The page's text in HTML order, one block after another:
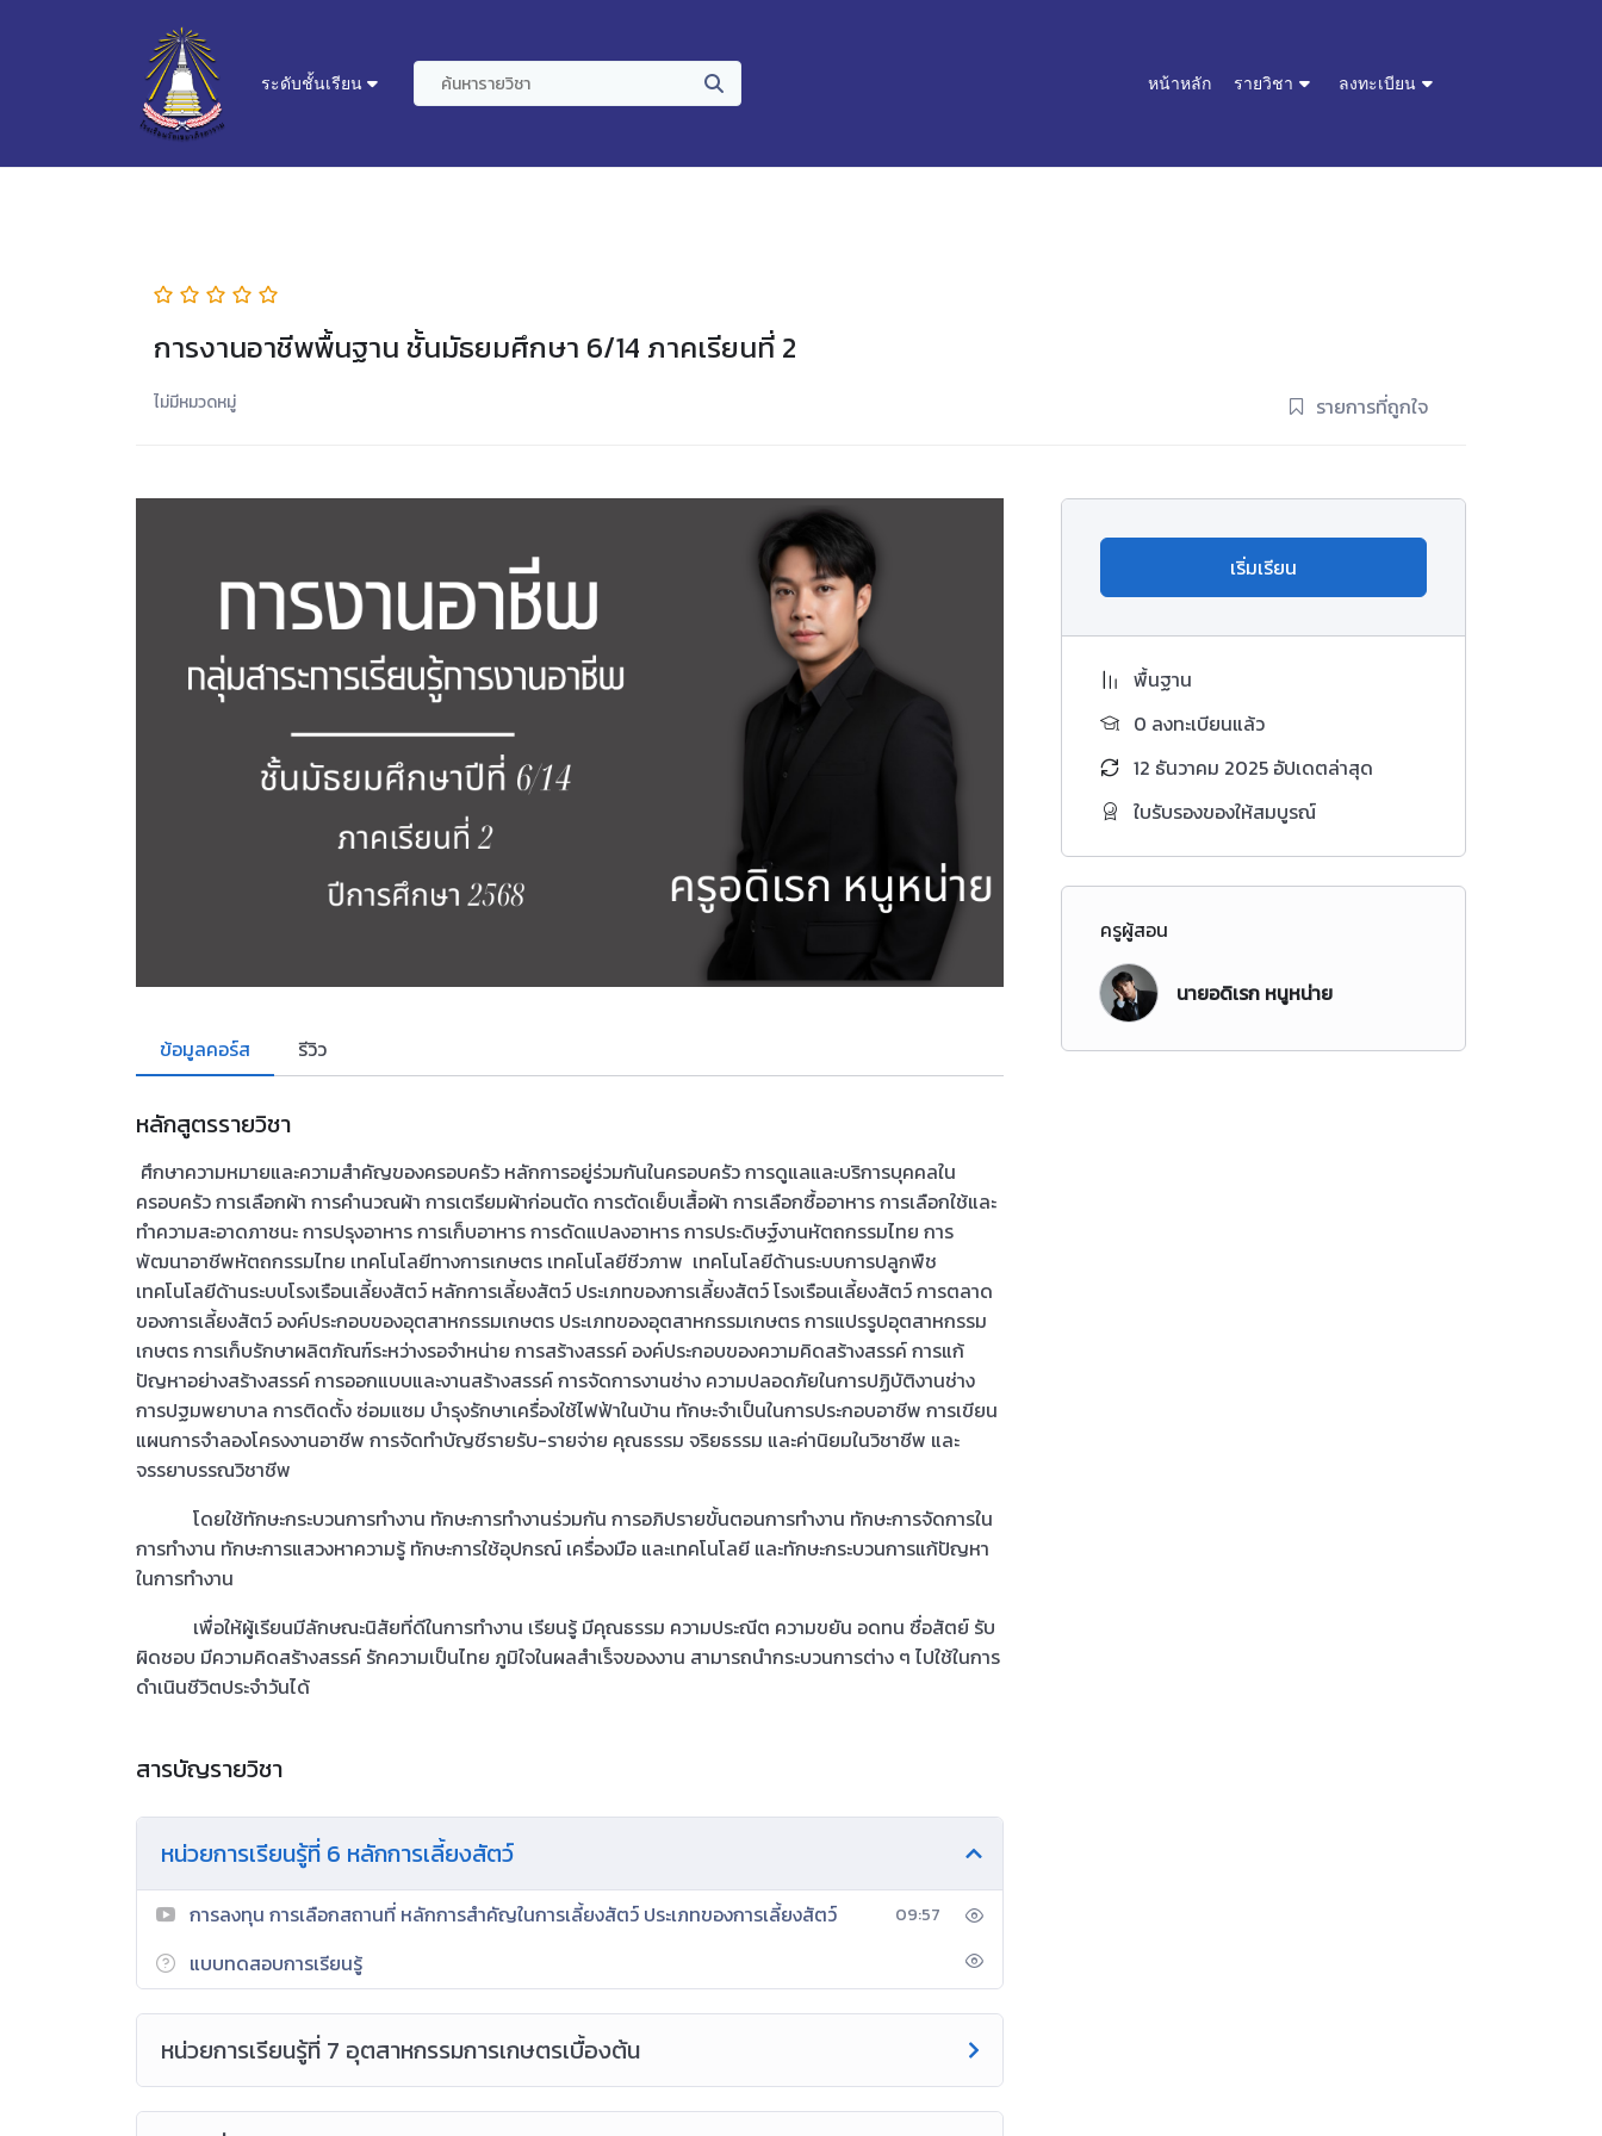
ระดับชั้นเรียน หน้าหลัก รายวิชา ลงทะเบียน
การงานอาชีพพื้นฐาน ชั้นมัธยมศึกษา 6/14 ภาคเรียนที่ 2
ไม่มีหมวดหมู่ รายการที่ถูกใจ
ข้อมูลคอร์ส รีวิว
หลักสูตรรายวิชา
ศึกษาความหมายและความสำคัญของครอบครัว หลักการอยู่ร่วมกันในครอบครัว การดูแลและบริการบุคคลใน
ครอบครัว การเลือกผ้า การคำนวณผ้า การเตรียมผ้าก่อนตัด การตัดเย็บเสื้อผ้า การเลือกซื้ออาหาร การเลือกใช้และ
ทำความสะอาดภาชนะ การปรุงอาหาร การเก็บอาหาร การดัดแปลงอาหาร การประดิษฐ์งานหัตถกรรมไทย การ
พัฒนาอาชีพหัตถกรรมไทย เทคโนโลยีทางการเกษตร เทคโนโลยีชีวภาพ เทคโนโลยีด้านระบบการปลูกพืช
เทคโนโลยีด้านระบบโรงเรือนเลี้ยงสัตว์ หลักการเลี้ยงสัตว์ ประเภทของการเลี้ยงสัตว์ โรงเรือนเลี้ยงสัตว์ การตลาด
ของการเลี้ยงสัตว์ องค์ประกอบของอุตสาหกรรมเกษตร ประเภทของอุตสาหกรรมเกษตร การแปรรูปอุตสาหกรรม
เกษตร การเก็บรักษาผลิตภัณฑ์ระหว่างรอจำหน่าย การสร้างสรรค์ องค์ประกอบของความคิดสร้างสรรค์ การแก้
ปัญหาอย่างสร้างสรรค์ การออกแบบและงานสร้างสรรค์ การจัดการงานช่าง ความปลอดภัยในการปฏิบัติงานช่าง
การปฐมพยาบาล การติดตั้ง ซ่อมแซม บำรุงรักษาเครื่องใช้ไฟฟ้าในบ้าน ทักษะจำเป็นในการประกอบอาชีพ การเขียน
แผนการจำลองโครงงานอาชีพ การจัดทำบัญชีรายรับ-รายจ่าย คุณธรรม จริยธรรม และค่านิยมในวิชาชีพ และ
จรรยาบรรณวิชาชีพ
โดยใช้ทักษะกระบวนการทำงาน ทักษะการทำงานร่วมกัน การอภิปรายขั้นตอนการทำงาน ทักษะการจัดการใน
การทำงาน ทักษะการแสวงหาความรู้ ทักษะการใช้อุปกรณ์ เครื่องมือ และเทคโนโลยี และทักษะกระบวนการแก้ปัญหา
ในการทำงาน
เพื่อให้ผู้เรียนมีลักษณะนิสัยที่ดีในการทำงาน เรียนรู้ มีคุณธรรม ความประณีต ความขยัน อดทน ซื่อสัตย์ รับ
ผิดชอบ มีความคิดสร้างสรรค์ รักความเป็นไทย ภูมิใจในผลสำเร็จของงาน สามารถนำกระบวนการต่าง ๆ ไปใช้ในการ
ดำเนินชีวิตประจำวันได้
สารบัญรายวิชา
หน่วยการเรียนรู้ที่ 6 หลักการเลี้ยงสัตว์
การลงทุน การเลือกสถานที่ หลักการสำคัญในการเลี้ยงสัตว์ ประเภทของการเลี้ยงสัตว์ 09:57
แบบทดสอบการเรียนรู้
หน่วยการเรียนรู้ที่ 7 อุตสาหกรรมการเกษตรเบื้องต้น
เริ่มเรียน
พื้นฐาน
0 ลงทะเบียนแล้ว
12 ธันวาคม 2025 อัปเดตล่าสุด
ใบรับรองของให้สมบูรณ์
ครูผู้สอน
นายอดิเรก หนูหน่าย